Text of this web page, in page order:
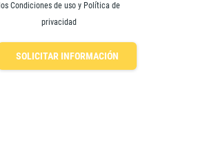
los Condiciones de uso y Política de
privacidad
SOLICITAR INFORMACIÓN